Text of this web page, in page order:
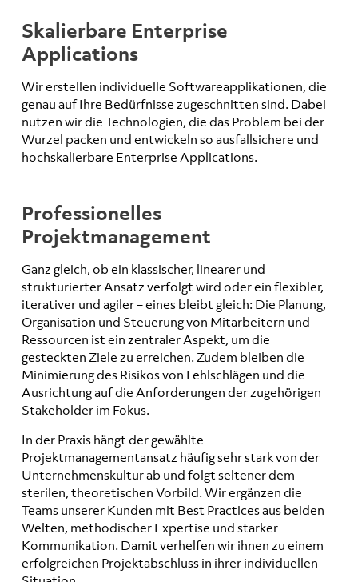
Skalierbare Enterprise
Applications
Wir erstellen individuelle Softwareapplikationen, die
genau auf Ihre Bedürfnisse zugeschnitten sind. Dabei
nutzen wir die Technologien, die das Problem bei der
Wurzel packen und entwickeln so ausfallsichere und
hochskalierbare Enterprise Applications.
Professionelles
Projektmanagement
Ganz gleich, ob ein klassischer, linearer und
strukturierter Ansatz verfolgt wird oder ein flexibler,
iterativer und agiler – eines bleibt gleich: Die Planung,
Organisation und Steuerung von Mitarbeitern und
Ressourcen ist ein zentraler Aspekt, um die
gesteckten Ziele zu erreichen. Zudem bleiben die
Minimierung des Risikos von Fehlschlägen und die
Ausrichtung auf die Anforderungen der zugehörigen
Stakeholder im Fokus.
In der Praxis hängt der gewählte
Projektmanagementansatz häufig sehr stark von der
Unternehmenskultur ab und folgt seltener dem
sterilen, theoretischen Vorbild. Wir ergänzen die
Teams unserer Kunden mit Best Practices aus beiden
Welten, methodischer Expertise und starker
Kommunikation. Damit verhelfen wir ihnen zu einem
erfolgreichen Projektabschluss in ihrer individuellen